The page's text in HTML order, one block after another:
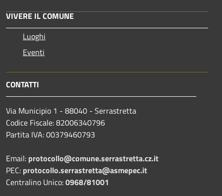
VIVERE IL COMUNE
Luoghi
Eventi
CONTATTI
Via Municipio 1 - 88040 - Serrastretta
Codice Fiscale: 82006340796
Partita IVA: 00379460793
Email: protocollo@comune.serrastretta.cz.it
PEC: protocollo.serrastretta@asmepec.it
Centralino Unico:0968/81001